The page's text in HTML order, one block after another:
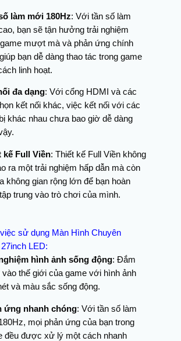
làm mới 180Hz: Với tần số làm
bạn sẽ tận hưởng trải nghiệm
mượt mà và phản ứng chính
bạn dễ dàng thao tác trong game
linh hoạt.
đa dạng: Với cổng HDMI và các
kết nối khác, việc kết nối với các
khác nhau chưa bao giờ dễ dàng
kế Full Viền: Thiết kế Full Viền không
ra một trải nghiệm hấp dẫn mà còn
không gian rộng lớn để bạn hoàn
trung vào trò chơi của mình.
sử dụng Màn Hình Chuyên
LED:
hình ảnh sống động: Đắm
thế giới của game với hình ảnh
và màu sắc sống động.
ứng nhanh chóng: Với tần số làm
mọi phản ứng của bạn trong
đều được xử lý một cách nhanh